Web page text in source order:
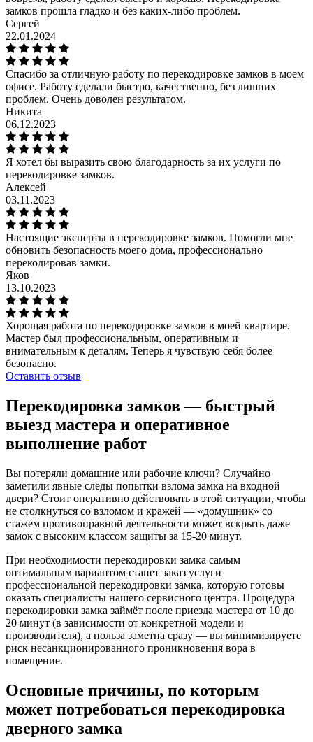
замков прошла гладко и без каких-либо проблем.
Сергей
22.01.2024
Спасибо за отличную работу по перекодировке замков в моем
офисе. Работу сделали быстро, качественно, без лишних
проблем. Очень доволен результатом.
Никита
06.12.2023
Я хотел бы выразить свою благодарность за их услуги по
перекодировке замков.
Алексей
03.11.2023
Настоящие эксперты в перекодировке замков. Помогли мне
обновить безопасность моего дома, профессионально
перекодировав замки.
Яков
13.10.2023
Хорощая работа по перекодировке замков в моей квартире.
Мастер был профессиональным, оперативным и
внимательным к деталям. Теперь я чувствую себя более
безопасно.
Оставить отзыв
Перекодировка замков — быстрый
выезд мастера и оперативное
выполнение работ
Вы потеряли домашние или рабочие ключи? Случайно
заметили явные следы попытки взлома замка на входной
двери? Стоит оперативно действовать в этой ситуации, чтобы
не столкнуться со взломом и кражей — «домушник» со
стажем противоправной деятельности может вскрыть даже
замок с высоким классом защиты за 15-20 минут.
При необходимости перекодировки замка самым
оптимальным вариантом станет заказ услуги
профессиональной перекодировки замка, которую готовы
оказать специалисты нашего сервисного центра. Процедура
перекодировки замка займёт после приезда мастера от 10 до
20 минут (в зависимости от конкретной модели и
производителя), а польза заметна сразу — вы минимизируете
риск несанкционированного проникновения вора в
помещение.
Основные причины, по которым
может потребоваться перекодировка
дверного замка